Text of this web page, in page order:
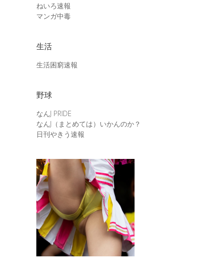
ねいろ速報
マンガ中毒
生活
生活困窮速報
野球
なんJ PRIDE
なんJ（まとめては）いかんのか？
日刊やきう速報